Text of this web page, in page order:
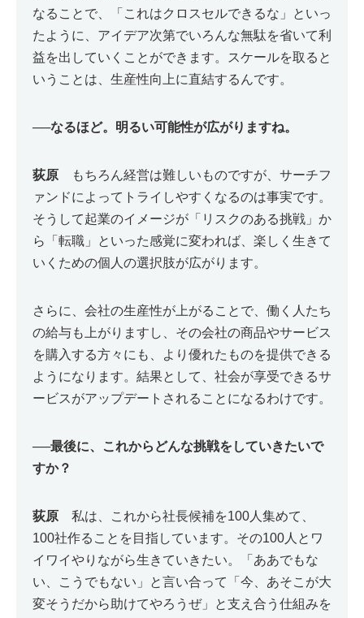
なることで、「これはクロスセルできるな」といっ
たように、アイデア次第でいろんな無駄を省いて利
益を出していくことができます。スケールを取ると
いうことは、生産性向上に直結するんです。
──なるほど。明るい可能性が広がりますね。
荻原
もちろん経営は難しいものですが、サーチフ
ァンドによってトライしやすくなるのは事実です。
そうして起業のイメージが「リスクのある挑戦」か
ら「転職」といった感覚に変われば、楽しく生きて
いくための個人の選択肢が広がります。
さらに、会社の生産性が上がることで、働く人たち
の給与も上がりますし、その会社の商品やサービス
を購入する方々にも、より優れたものを提供できる
ようになります。結果として、社会が享受できるサ
ービスがアップデートされることになるわけです。
──最後に、これからどんな挑戦をしていきたいで
すか？
荻原 私は、これから社長候補を100人集めて、
100社作ることを目指しています。その100人とワ
イワイやりながら生きていきたい。「ああでもな
い、こうでもない」と言い合って「今、あそこが大
変そうだから助けてやろうぜ」と支え合う仕組みを